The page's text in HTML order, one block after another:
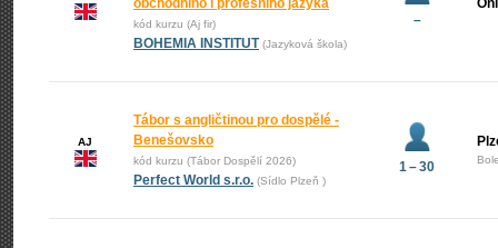
obchodního i profesního jazyka
kód kurzu (Aj fir)
BOHEMIA INSTITUT (Jazyková škola)
–
AJ
Tábor s angličtinou pro dospělé -
Benešovsko
kód kurzu (Tábor Dospělí 2026)
Perfect World s.r.o. (Sídlo Plzeň )
1 – 30